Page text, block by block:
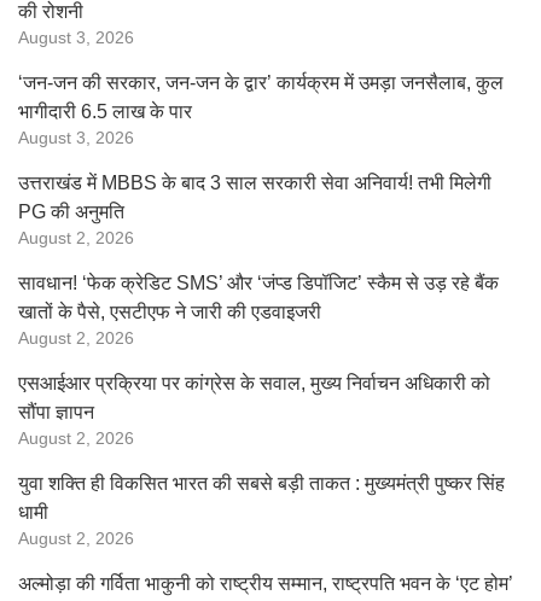
की रोशनी
August 3, 2026
‘जन-जन की सरकार, जन-जन के द्वार’ कार्यक्रम में उमड़ा जनसैलाब, कुल
भागीदारी 6.5 लाख के पार
August 3, 2026
उत्तराखंड में MBBS के बाद 3 साल सरकारी सेवा अनिवार्य! तभी मिलेगी
PG की अनुमति
August 2, 2026
सावधान! ‘फेक क्रेडिट SMS’ और ‘जंप्ड डिपॉजिट’ स्कैम से उड़ रहे बैंक
खातों के पैसे, एसटीएफ ने जारी की एडवाइजरी
August 2, 2026
एसआईआर प्रक्रिया पर कांग्रेस के सवाल, मुख्य निर्वाचन अधिकारी को
सौंपा ज्ञापन
August 2, 2026
युवा शक्ति ही विकसित भारत की सबसे बड़ी ताकत : मुख्यमंत्री पुष्कर सिंह
धामी
August 2, 2026
अल्मोड़ा की गर्विता भाकुनी को राष्ट्रीय सम्मान, राष्ट्रपति भवन के ‘एट होम’